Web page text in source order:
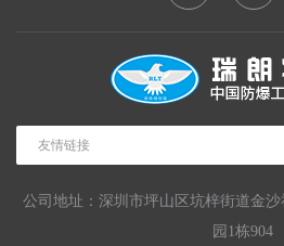
友情链接
公司地址：深圳市坪山区坑梓街道金
园1栋904